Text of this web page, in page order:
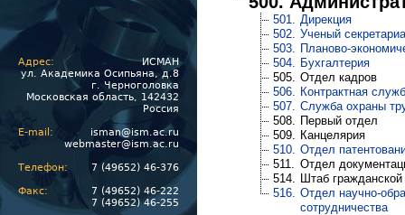
Адрес:
ИСМАН
ул. Академика Осипьяна, д.8
г. Черноголовка
Московская область, 142432
Россия
E-mail:
isman@ism.ac.ru
webmaster@ism.ac.ru
Телефон:
7 (49652) 46-376
Факс:
7 (49652) 46-222
7 (49652) 46-255
501. Дирекция
502. Ученый
503. Планово-
504. Бухгалтерия
505. Отдел кадров
506. Контрактная
507. Служба охраны
508. Первый отдел
509. Канцелярия
510. Отдел
511. Отдел
514. Штаб
516. Отдел научно-
сотрудничества